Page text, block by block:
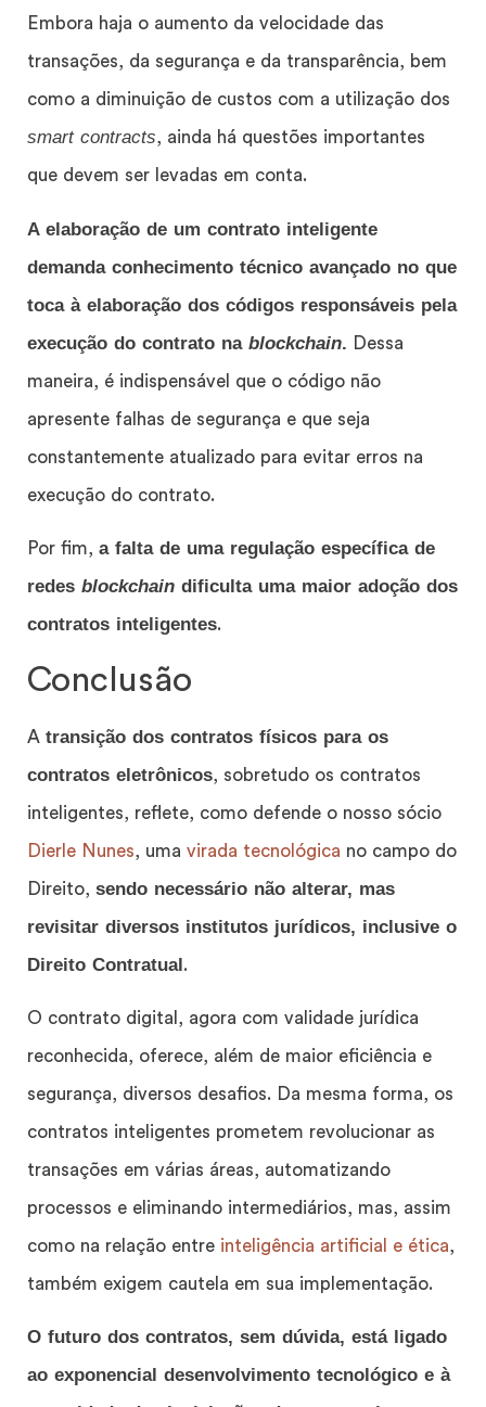
Embora haja o aumento da velocidade das
transações, da segurança e da transparência, bem
como a diminuição de custos com a utilização dos
smart contracts, ainda há questões importantes
que devem ser levadas em conta.
A elaboração de um contrato inteligente
demanda conhecimento técnico avançado no que
toca à elaboração dos códigos responsáveis pela
execução do contrato na blockchain. Dessa
maneira, é indispensável que o código não
apresente falhas de segurança e que seja
constantemente atualizado para evitar erros na
execução do contrato.
Por fim, a falta de uma regulação específica de
redes blockchain dificulta uma maior adoção dos
contratos inteligentes.
Conclusão
A transição dos contratos físicos para os
contratos eletrônicos, sobretudo os contratos
inteligentes, reflete, como defende o nosso sócio
Dierle Nunes, uma virada tecnológica no campo do
Direito, sendo necessário não alterar, mas
revisitar diversos institutos jurídicos, inclusive o
Direito Contratual.
O contrato digital, agora com validade jurídica
reconhecida, oferece, além de maior eficiência e
segurança, diversos desafios. Da mesma forma, os
contratos inteligentes prometem revolucionar as
transações em várias áreas, automatizando
processos e eliminando intermediários, mas, assim
como na relação entre inteligência artificial e ética,
também exigem cautela em sua implementação.
O futuro dos contratos, sem dúvida, está ligado
ao exponencial desenvolvimento tecnológico e à